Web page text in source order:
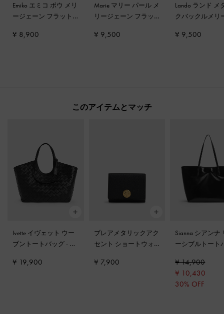
Emiko エミコ ボウ メリ
ージェーン フラット-
¥ 8,900
Marie マリー パール メ
リージェーン フラッ
¥ 9,500
Lando ランド メ
クバックルメリ
ク2
¥ 9,500
このアイテムとマッチ
Ivette イヴェット ウー
ブントートバッグ- ノ
¥ 19,900
ブレアメタリックアク
セント ショートウォ
¥ 7,900
Sianna シアンナ
ーシブルトート
¥ 14,900
¥ 10,430
30% OFF